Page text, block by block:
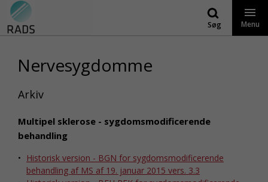
Gå
indhold
Søg Menu
Nervesygdomme
Arkiv
Multipel sklerose - sygdomsmodificerende
behandling
Historisk version - BGN for sygdomsmodificerende
behandling af MS af 19. januar 2015 vers. 3.3